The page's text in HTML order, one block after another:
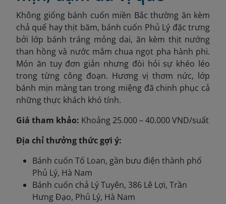
Không giống bánh cuốn miền Bắc thường ăn kèm
chả quế hay thịt băm, bánh cuốn Phủ Lý đặc trưng
bởi lớp bánh tráng mỏng dai, ăn kèm thịt nướng
than hồng và nước mắm chua ngọt pha hành phi.
Món ăn tuy đơn giản nhưng đòi hỏi sự khéo léo
trong từng công đoạn. Hương vị thơm nức, lớp
bánh mịn màng tan trong miệng đã chinh phục cả
những thực khách khó tính.
Giá tham khảo: Khoảng 25.000 – 40.000 VND/suất
Địa chỉ thưởng thức gợi ý:
Bánh cuốn Tố Loan, gần bưu điện thành phố
Phủ Lý, Hà Nam
Bánh cuốn chả Lý Tuyên, 386 Lê Lợi, Trần
Hưng Đạo, Phủ Lý, Hà Nam